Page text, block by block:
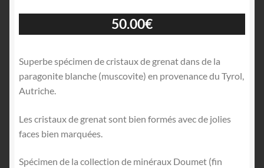
50.00€
Superbe spécimen de cristaux de grenat dans de la
paragonite blanche (muscovite) en provenance du Tyrol,
Autriche.
Les cristaux de grenat sont bien formés avec de jolies
faces bien marquées.
Spécimen de la collection de minéraux Doumet (fin